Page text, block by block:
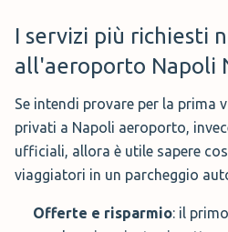
Parcheggio Bus Turistici
Infine qualora fossi interessato,
l'area di parcheggio dei Bus
consigli riguardano i servizi di
prenotazione aggiuntivi. Esiste
possibilità di associare alla
I servizi più richiesti
all'aeroporto Napoli
Se intendi provare per la prima
privati a Napoli aeroporto,
ufficiali, allora è utile sapere
viaggiatori in un parcheggio
Offerte e risparmio: il